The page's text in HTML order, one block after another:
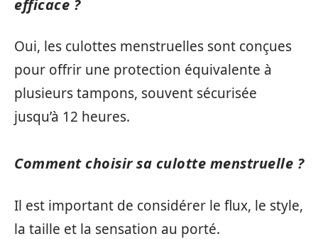
efficace ?
Oui, les culottes menstruelles sont conçues
pour offrir une protection équivalente à
plusieurs tampons, souvent sécurisée
jusqu’à 12 heures.
Comment choisir sa culotte menstruelle ?
Il est important de considérer le flux, le style,
la taille et la sensation au porté.